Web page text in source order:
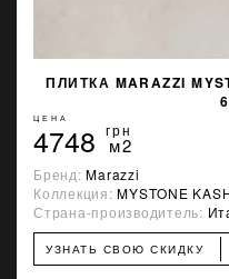
ПЛИТКА MARAZZI
ЦЕНА
4748 грн
м2
Бренд:Marazzi
Коллекция:MYSTONE
Страна-производитель:
УЗНАТЬ СВОЮ СКИДКУ